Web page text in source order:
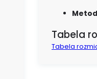
Tabela
Tabela